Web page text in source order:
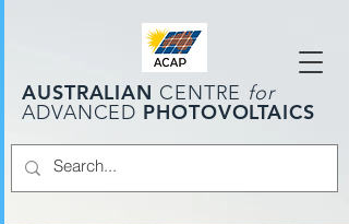
AUSTRALIAN CENTRE for
ADVANCED PHOTOVOLTAICS